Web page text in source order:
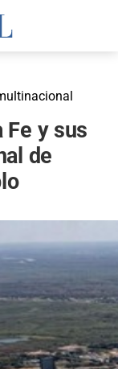
Fe y sus
de